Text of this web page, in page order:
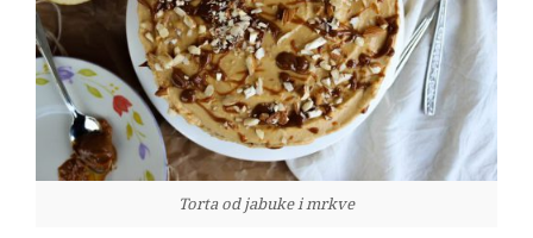
Torta od jabuke i mrkve